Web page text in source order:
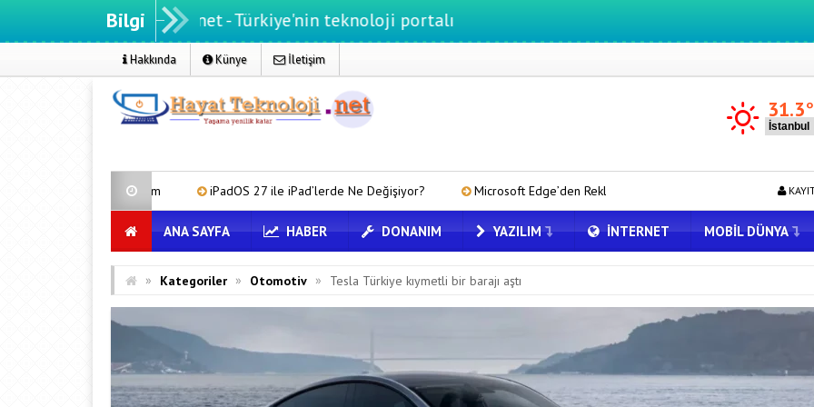
Bilgi- Türkiye'nin teknoloji portalı
Hakkında Künye İletişim
31.3
iPadOS 27 ile iPad’lerde Ne Değişiyor? Microsoft Edge’den Reklam Engelleyicilerine Engel: İşte Detaylar
ANA SAYFA HABER DONANIM YAZILIM İNTERNET MOBIL DÜNYA
» Kategoriler » Otomotiv » Tesla Türkiye kıymetli bir barajı aştı